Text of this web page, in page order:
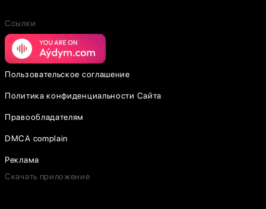
Ссылки
Пользовательское соглашение
Политика конфиденциальности Сайта
Правообладателям
DMCA complain
Реклама
Скачать приложение